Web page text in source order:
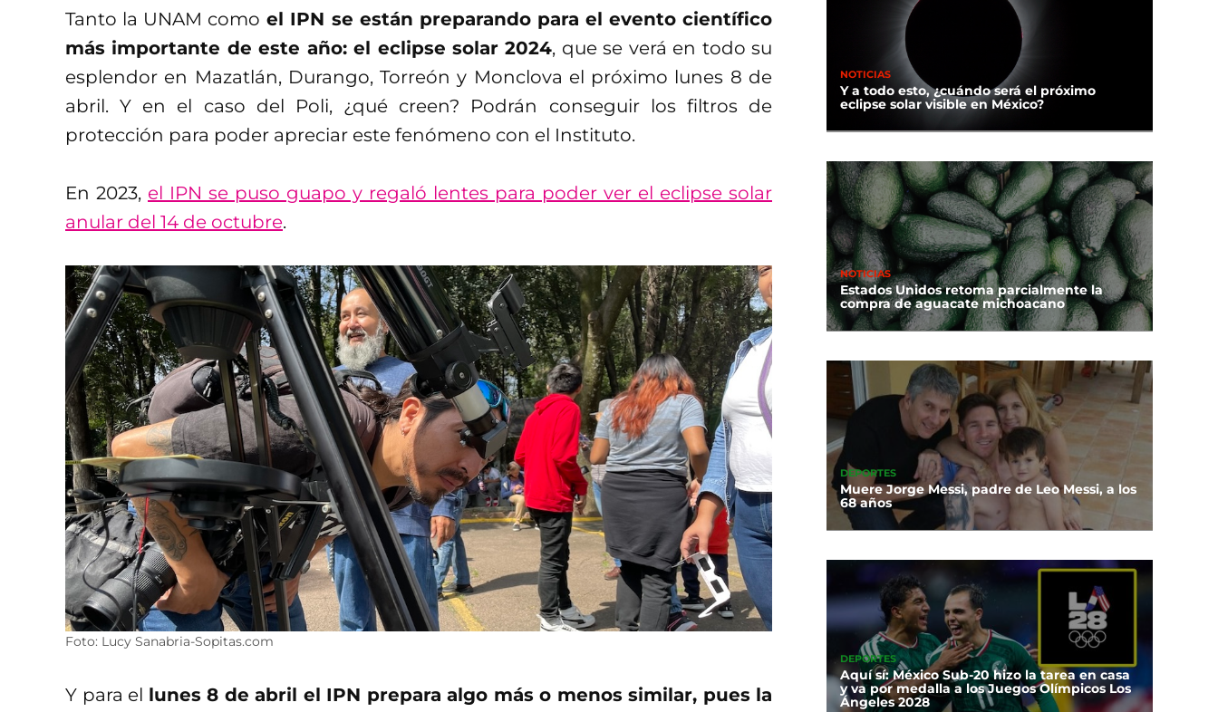
Tanto la UNAM como el IPN se están preparando para el evento científico
más importante de este año: el eclipse solar 2024, que se verá en todo su
esplendor en Mazatlán, Durango, Torreón y Monclova el próximo lunes 8 de
abril. Y en el caso del Poli, ¿qué creen? Podrán conseguir los filtros de
protección para poder apreciar este fenómeno con el Instituto.
En 2023, el IPN se puso guapo y regaló lentes para poder ver el eclipse solar
anular del 14 de octubre.
Foto: Lucy Sanabria-Sopitas.com
Y para el lunes 8 de abril el IPN prepara algo más o menos similar, pues la
NOTICIAS
Y a todo esto, ¿cuándo será el próximo
eclipse solar visible en México?
NOTICIAS
Estados Unidos retoma parcialmente la
compra de aguacate michoacano
DEPORTES
Muere Jorge Messi, padre de Leo Messi, a los
68 años
DEPORTES
Aquí sí: México Sub-20 hizo la tarea en casa
y va por medalla a los Juegos Olímpicos Los
Ángeles 2028